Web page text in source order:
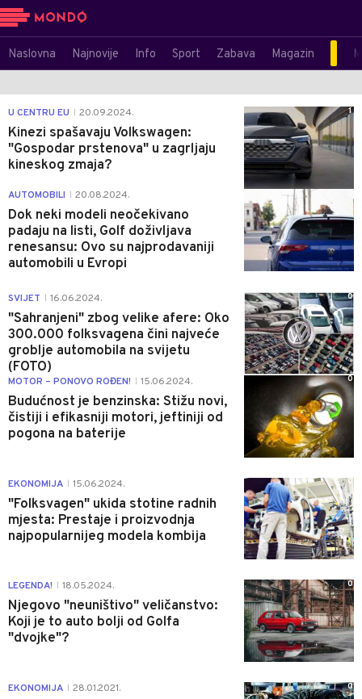
Naslovna Najnovije Info Sport Zabava Magazin
U CENTRU EU 20.09.2024.
Kinezi spašavaju Volkswagen:
"Gospodar prstenova" u zagrljaju
kineskog zmaja?
1
AUTOMOBILI 20.08.2024.
Dok neki modeli neočekivano
padaju na listi, Golf doživljava
renesansu: Ovo su najprodavaniji
automobili u Evropi
SVIJET 16.06.2024.
"Sahranjeni" zbog velike afere: Oko
300.000 folksvagena čini najveće
groblje automobila na svijetu
(FOTO)
0
MOTOR – PONOVO ROĐEN! 15.06.2024.
Budućnost je benzinska: Stižu novi,
čistiji i efikasniji motori, jeftiniji od
pogona na baterije
0
EKONOMIJA 15.06.2024.
"Folksvagen" ukida stotine radnih
mjesta: Prestaje i proizvodnja
najpopularnijeg modela kombija
0
LEGENDA! 18.05.2024.
Njegovo "neuništivo" veličanstvo:
Koji je to auto bolji od Golfa
"dvojke"?
0
EKONOMIJA 28.01.2021. 0